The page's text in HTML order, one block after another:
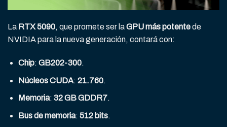
La RTX 5090, que promete ser laGPU más potentede
NVIDIA para la nueva generación, contará con:
Chip: GB202-300.
Núcleos CUDA: 21.760.
Memoria: 32 GB GDDR7.
Bus de memoria: 512 bits.